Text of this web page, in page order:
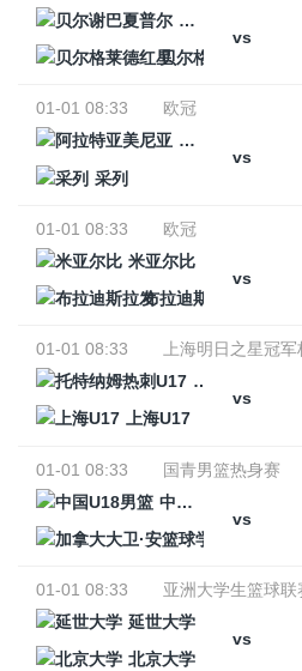
贝尔谢巴夏普尔
vs
贝尔格莱德红星
01-01 08:33
欧冠
阿拉特亚美尼亚
vs
采列
01-01 08:33
欧冠
米亚尔比
vs
布拉迪斯拉发
01-01 08:33
上海明日之星冠军
托特纳姆热刺
vs
上海U17
01-01 08:33
国青男篮热身赛
中国U18男篮
vs
01-01 08:33
亚洲大学生篮球联
延世大学
vs
北京大学